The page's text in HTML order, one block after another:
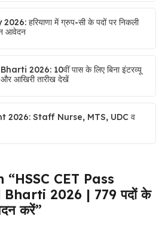
हरियाणा में ग्रुप-सी के पदों पर निकली
आवेदन
2026: 10वीं पास के लिए बिना इंटरव्यू
और आखिरी तारीख देखें
2026: Staff Nurse, MTS, UDC व
CET Pass
2026 | 779 पदों के
करें”